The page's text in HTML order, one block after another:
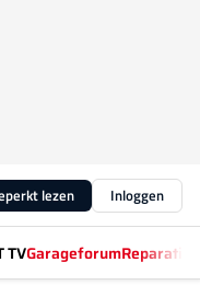
lezen Inloggen
TVGarageforum